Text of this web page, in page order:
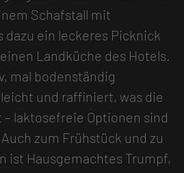
Schafstall mit
ein leckeres Picknick
Landküche des Hotels.
mal bodenständig
und raffiniert, was die
laktosefreie Optionen sind
zum Frühstück und zu
ist Hausgemachtes Trumpf,